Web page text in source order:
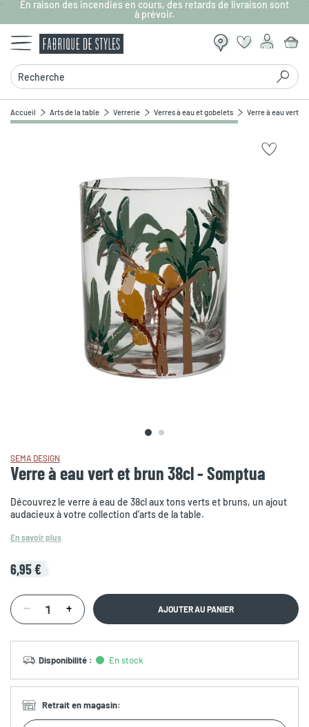
Aller au contenu principal
En raison des incendies en cours, des retards de livraison sont
à prévoir.
Recherche
Accueil Arts de la table Verrerie Verres à eau et gobelets Verre à eau vert
Zoomer sur l'image
SEMA DESIGN
Verre à eau vert et brun 38cl - Somptua
Découvrez le verre à eau de 38cl aux tons verts et bruns, un ajout
audacieux à votre collection d'arts de la table.
En savoir plus
6,95 €
AJOUTER AU PANIER
Disponibilité : En stock
Retrait en magasin: